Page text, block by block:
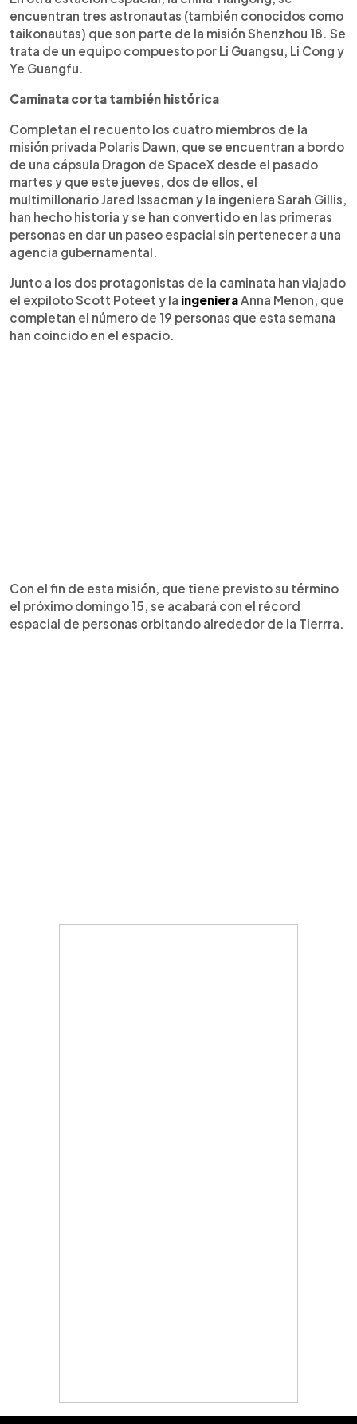
encuentran tres astronautas (también conocidos como
taikonautas) que son parte de la misión Shenzhou 18. Se
trata de un equipo compuesto por Li Guangsu, Li Cong y
Ye Guangfu.
Caminata corta también histórica
Completan el recuento los cuatro miembros de la
misión privada Polaris Dawn, que se encuentran a bordo
de una cápsula Dragon de SpaceX desde el pasado
martes y que este jueves, dos de ellos, el
multimillonario Jared Issacman y la ingeniera Sarah Gillis,
han hecho historia y se han convertido en las primeras
personas en dar un paseo espacial sin pertenecer a una
agencia gubernamental.
Junto a los dos protagonistas de la caminata han viajado
el expiloto Scott Poteet y la ingeniera Anna Menon, que
completan el número de 19 personas que esta semana
han coincido en el espacio.
Con el fin de esta misión, que tiene previsto su término
el próximo domingo 15, se acabará con el récord
espacial de personas orbitando alrededor de la Tierrra.